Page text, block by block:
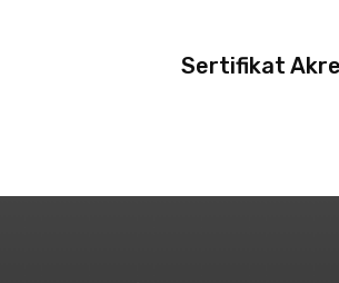
Sertifikat